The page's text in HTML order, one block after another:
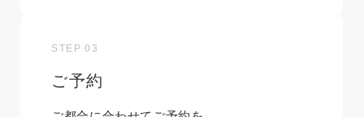
STEP 03
ご予約